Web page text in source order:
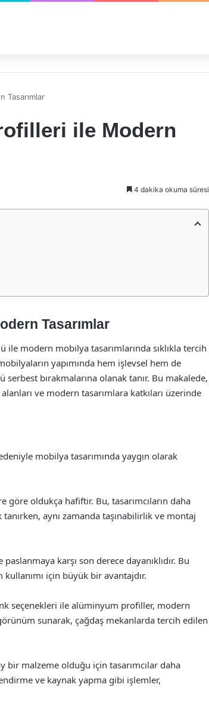
Tasarımlar
ile Modern
4 dakika okuma süresi
Tasarımlar
modern mobilya tasarımlarında sıklıkla tercih
yapımında hem işlevsel hem de
bırakmalarına olanak tanır. Bu makalede,
ve modern tasarımlara katkıları üzerinde
mobilya tasarımında yaygın olarak
oldukça hafiftir. Bu, tasarımcıların daha
aynı zamanda taşınabilirlik ve montaj
karşı son derece dayanıklıdır. Bu
için büyük bir avantajdır.
seçenekleri ile alüminyum profiller, modern
sunarak, çağdaş mekanlarda tercih edilen
malzeme olduğu için tasarımcılar daha
ve kaynak yapma gibi işlemler,